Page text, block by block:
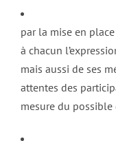
par la mise en
à chacun
mais aussi de ses
attentes des
mesure du